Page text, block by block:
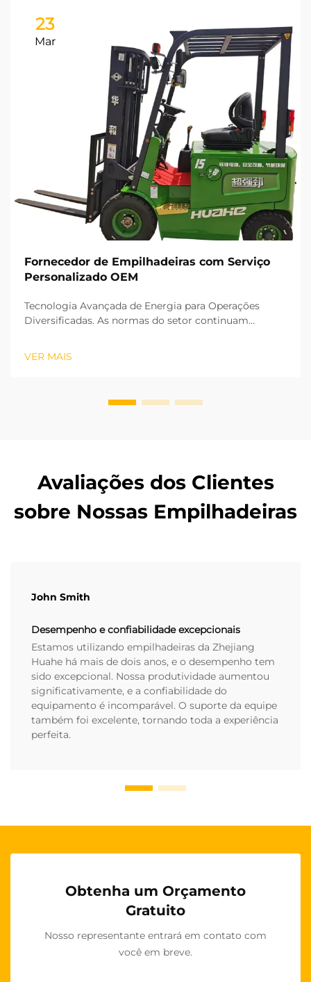
23
Mar
Fornecedor de Empilhadeiras com Serviço
Personalizado OEM
Tecnologia Avançada de Energia para Operações
Diversificadas. As normas do setor continuam
bateria de lítio são carregadas rapidamente e emitem
VER MAIS
Avaliações dos Clientes
sobre Nossas Empilhadeiras
John Smith
Desempenho e confiabilidade excepcionais
Estamos utilizando empilhadeiras da Zhejiang
Huahe há mais de dois anos, e o desempenho tem
sido excepcional. Nossa produtividade aumentou
significativamente, e a confiabilidade do
equipamento é incomparável. O suporte da equipe
também foi excelente, tornando toda a experiência
perfeita.
Obtenha um Orçamento
Gratuito
Nosso representante entrará em contato com
você em breve.